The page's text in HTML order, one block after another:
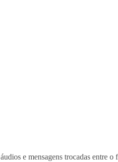
e mensagens trocadas entre